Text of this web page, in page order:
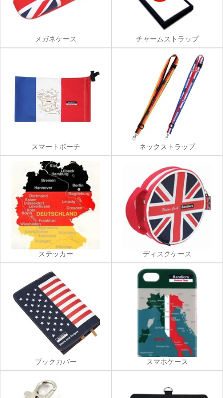
メガネケース チャームストラップ
スマートポーチ ネックストラップ
ステッカー ディスクケース
ブックカバー スマホケース